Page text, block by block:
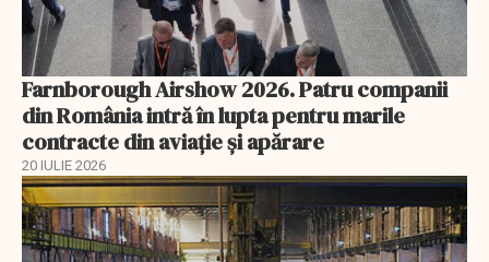
Farnborough Airshow 2026. Patru companii
din România intră în lupta pentru marile
contracte din aviație și apărare
20 IULIE 2026